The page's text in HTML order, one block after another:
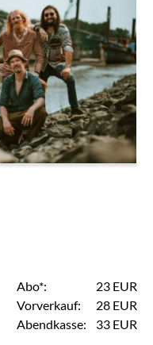
Abo*:
23 EUR
Vorverkauf:
28 EUR
Abendkasse:
33 EUR